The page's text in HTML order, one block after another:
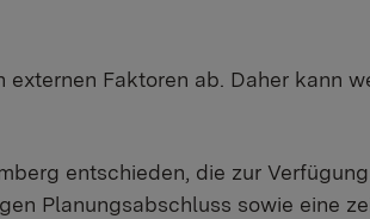
Faktoren ab. Daher kann
entschieden, die zur
Planungsabschluss sowie eine